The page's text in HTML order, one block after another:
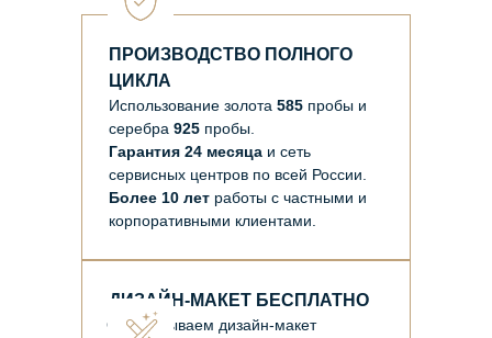
ПРОИЗВОДСТВО ПОЛНОГО
ЦИКЛА
Использование золота 585 пробы и
серебра 925 пробы.
Гарантия 24 месяца и сеть
сервисных центров по всей России.
Более 10 лет работы с частными и
корпоративными клиентами.
ДИЗАЙН-МАКЕТ БЕСПЛАТНО
Отрисовываем дизайн-макет